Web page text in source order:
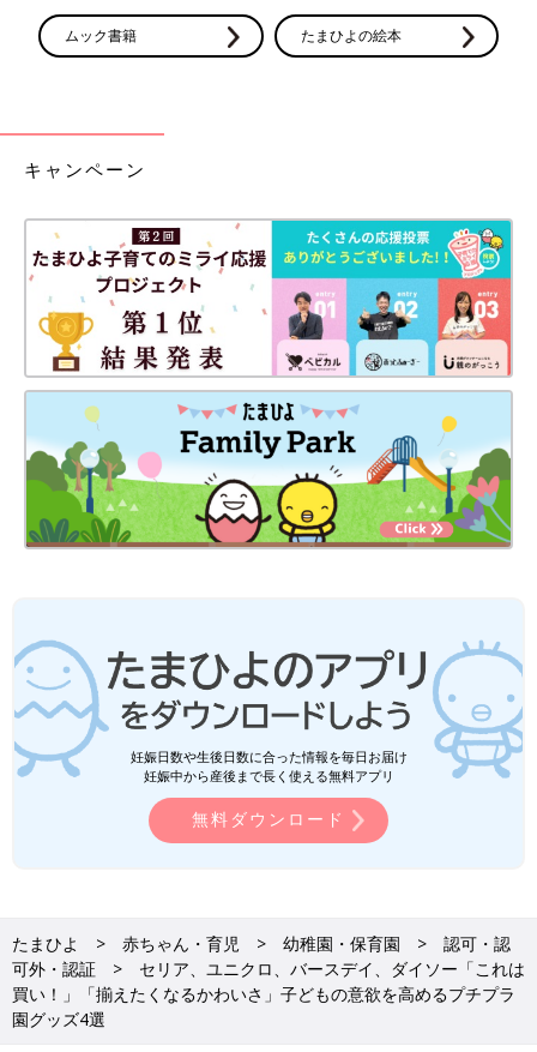
ムック書籍 たまひよの絵本
キャンペーン
妊娠日数や生後日数に合った情報を毎日お届け
妊娠中から産後まで長く使える無料アプリ
無料ダウンロード
たまひよ 赤ちゃん・育児 幼稚園・保育園
認可・認
可外・認証
セリア、ユニクロ、バースデイ、ダイソー「これは
買い！」「揃えたくなるかわいさ」子どもの意欲を高めるプチプラ
園グッズ4選